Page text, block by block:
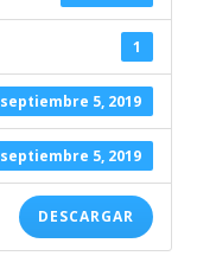
1
septiembre 5, 2019
septiembre 5, 2019
DESCARGAR